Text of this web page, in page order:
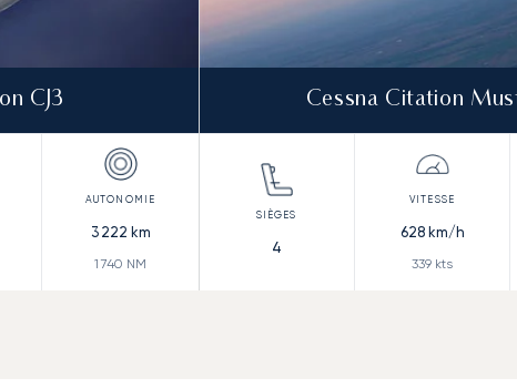
CJ3
3 222 km
1 740 NM
Cessna Citation
4
628km/h
339 kts